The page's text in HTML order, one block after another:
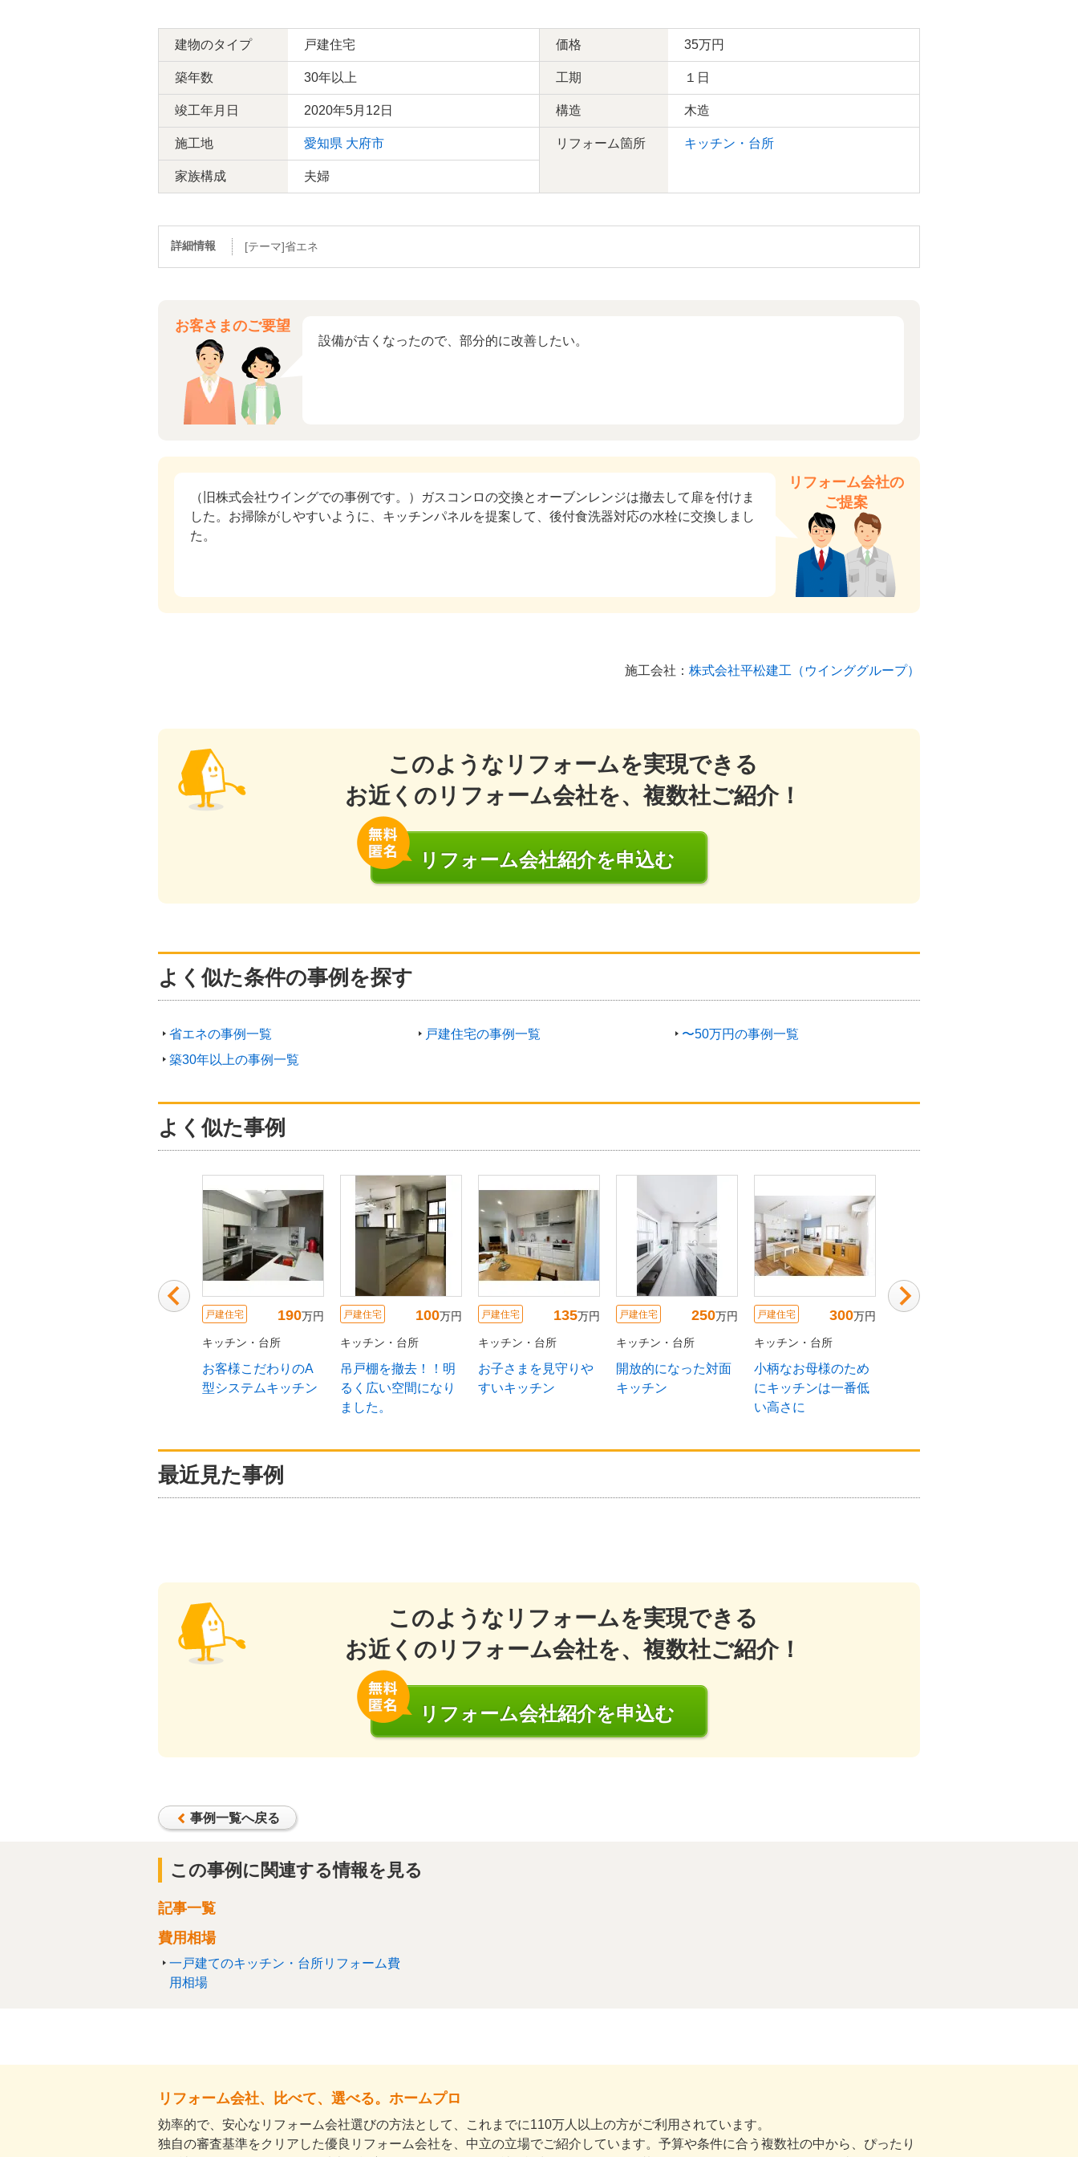
建物のタイプ 戸建住宅 価格 35万円
築年数 30年以上 工期 １日
竣工年月日 2020年5月12日 構造 木造
施工地 愛知県 大府市 リフォーム箇所 キッチン・台所
家族構成 夫婦
詳細情報 [テーマ]省エネ
お客さまのご要望
設備が古くなったので、部分的に改善したい。
リフォーム会社の
ご提案
（旧株式会社ウイングでの事例です。）ガスコンロの交換とオーブンレンジは撤去して扉を付けま
した。お掃除がしやすいように、キッチンパネルを提案して、後付食洗器対応の水栓に交換しまし
た。
施工会社： 株式会社平松建工（ウインググループ）
このようなリフォームを実現できる
お近くのリフォーム会社を、複数社ご紹介！
リフォーム会社紹介を申込む
よく似た条件の事例を探す
省エネの事例一覧 戸建住宅の事例一覧
〜50万円の事例一覧
築30年以上の事例一覧
よく似た事例
万円 戸建住宅 150万円
キッチン・台所
フルフラットの広々
キッチン
戸建住宅 300万円
キッチン・台所
広々LDKと対面キッ
チンのある暮らし
戸建住宅 190万円
キッチン・台所
お客様こだわりのA
型システムキッチン
戸建住宅 100万円
キッチン・台所
吊戸棚を撤去！！明
るく広い空間になり
戸建住宅 135万円
キッチン・台所
お子さまを見守りや
すいキッチン
戸建住宅
最近見た事例
このようなリフォームを実現できる
お近くのリフォーム会社を、複数社ご紹介！
リフォーム会社紹介を申込む
事例一覧へ戻る
この事例に関連する情報を見る
記事一覧
費用相場
一戸建てのキッチン・台所リフォーム費
用相場
リフォーム会社、比べて、選べる。ホームプロ
効率的で、安心なリフォーム会社選びの方法として、これまでに110万人以上の方がご利用されています。
独自の審査基準をクリアした優良リフォーム会社を、中立の立場でご紹介しています。予算や条件に合う複数社の中から、ぴったり